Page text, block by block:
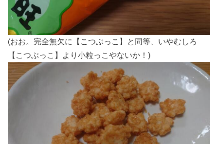
(おお。完全無欠に【こつぶっこ】と同等、いやむしろ
【こつぶっこ】より小粒っこやないか！)